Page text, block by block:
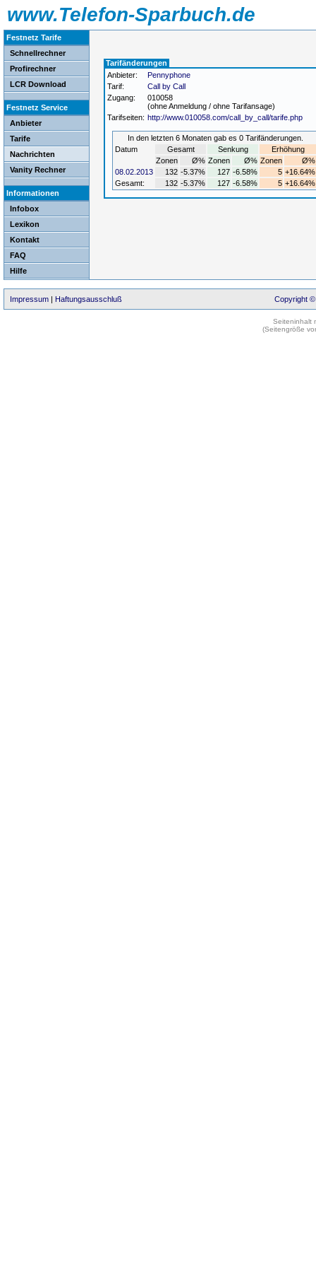
www.Telefon-Sparbuch.de
Festnetz Tarife
Schnellrechner
Profirechner
LCR Download
Festnetz Service
Anbieter
Tarife
Nachrichten
Vanity Rechner
Informationen
Infobox
Lexikon
Kontakt
FAQ
Hilfe
Tarifänderungen
Anbieter:
Pennyphone
Tarif:
Call by Call
Zugang:
010058
(ohne Anmeldung / ohne Tarifansage)
Tarifseiten: http://www.010058.com/call_by_call/tarife.php
In den letzten 6 Monaten gab es 0 Tarifänderungen.
Datum
Gesamt Senkung
Erhöhung
Zonen
Ø% Zonen Ø% Zonen
Ø%
08.02.2013
132 -5.37% 127 -6.58% 5 +16.64%
Gesamt:
132 -5.37% 127 -6.58% 5 +16.64%
Impressum | Haftungsausschluß Copyright ©
Seiteninhalt
(Seitengröße